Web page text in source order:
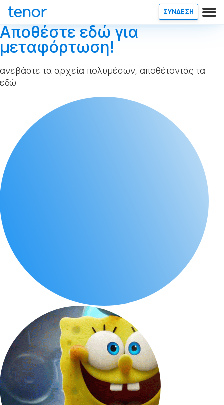
ΣΥΝΔΕΣΗ
Αποθέστε εδώ για
μεταφόρτωση!
ανεβάστε τα αρχεία πολυμέσων, αποθέτοντάς τα
εδώ